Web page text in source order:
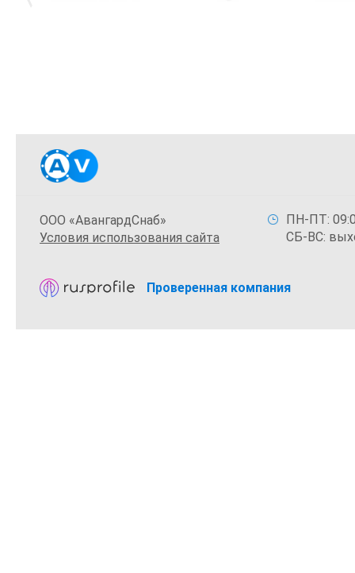
ООО «АвангардСнаб»
Условия использования сайта
ПН-ПТ:
СБ-ВС:
Проверенная компания